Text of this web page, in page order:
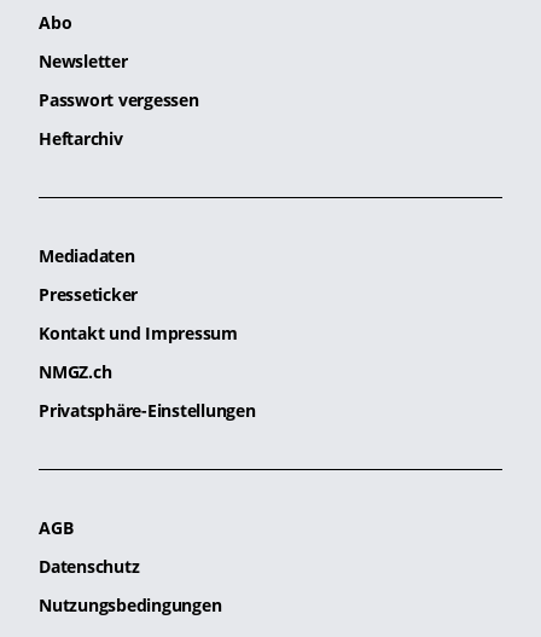
Abo
Newsletter
Passwort vergessen
Heftarchiv
Mediadaten
Presseticker
Kontakt und Impressum
NMGZ.ch
Privatsphäre-Einstellungen
AGB
Datenschutz
Nutzungsbedingungen